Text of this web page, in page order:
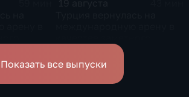
Показать все выпуски